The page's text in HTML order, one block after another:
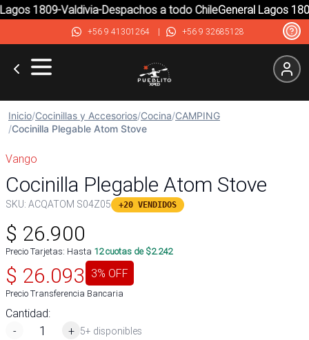
1809-Valdivia-Despachos a todo ChileGeneral Lagos
+56 9 41301264| +56 9 32685128
Inicio/Cocinillas y Accesorios/Cocina/CAMPING
/Cocinilla Plegable Atom Stove
Vango
Cocinilla Plegable Atom Stove
SKU: ACQATOM S04Z05 +20 VENDIDOS
$ 26.900
Precio Tarjetas: Hasta 12cuotas de $2.242
$ 26.093 3% OFF
Precio Transferencia Bancaria
Cantidad:
-
+ 5+ disponibles